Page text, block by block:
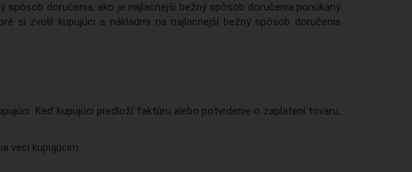
spôsob doručenia, ako je najlacnejší bežný spôsob doručenia ponúkaný
si zvolil kupujúci a nákladmi na najlacnejší bežný spôsob doručenia
Keď kupujúci predloží faktúru alebo potvrdenie o zaplatení tovaru,
veci kupujúcim.